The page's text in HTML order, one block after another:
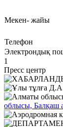
Мекен- жайы
Телефон
Электрондық
1
Пресс центр
облысы, Балқаш